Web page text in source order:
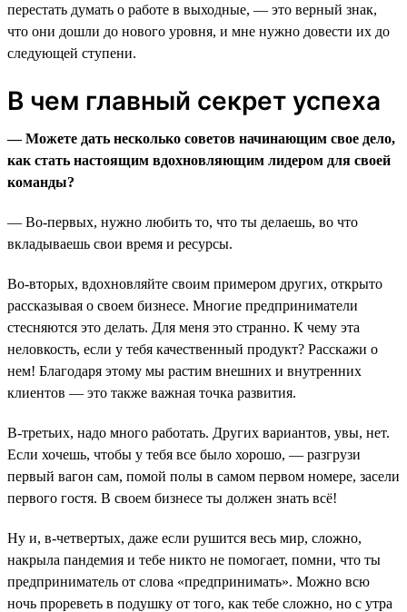
перестать думать о работе в выходные, — это верный знак,
что они дошли до нового уровня, и мне нужно довести их до
следующей ступени.
В чем главный секрет успеха
— Можете дать несколько советов начинающим свое дело,
как стать настоящим вдохновляющим лидером для своей
команды?
— Во-первых, нужно любить то, что ты делаешь, во что
вкладываешь свои время и ресурсы.
Во-вторых, вдохновляйте своим примером других, открыто
рассказывая о своем бизнесе. Многие предприниматели
стесняются это делать. Для меня это странно. К чему эта
неловкость, если у тебя качественный продукт? Расскажи о
нем! Благодаря этому мы растим внешних и внутренних
клиентов — это также важная точка развития.
В-третьих, надо много работать. Других вариантов, увы, нет.
Если хочешь, чтобы у тебя все было хорошо, — разгрузи
первый вагон сам, помой полы в самом первом номере, засели
первого гостя. В своем бизнесе ты должен знать всё!
Ну и, в-четвертых, даже если рушится весь мир, сложно,
накрыла пандемия и тебе никто не помогает, помни, что ты
предприниматель от слова «предпринимать». Можно всю
ночь прореветь в подушку от того, как тебе сложно, но с утра